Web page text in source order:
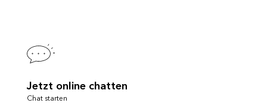
Jetzt online chatten
Chat starten